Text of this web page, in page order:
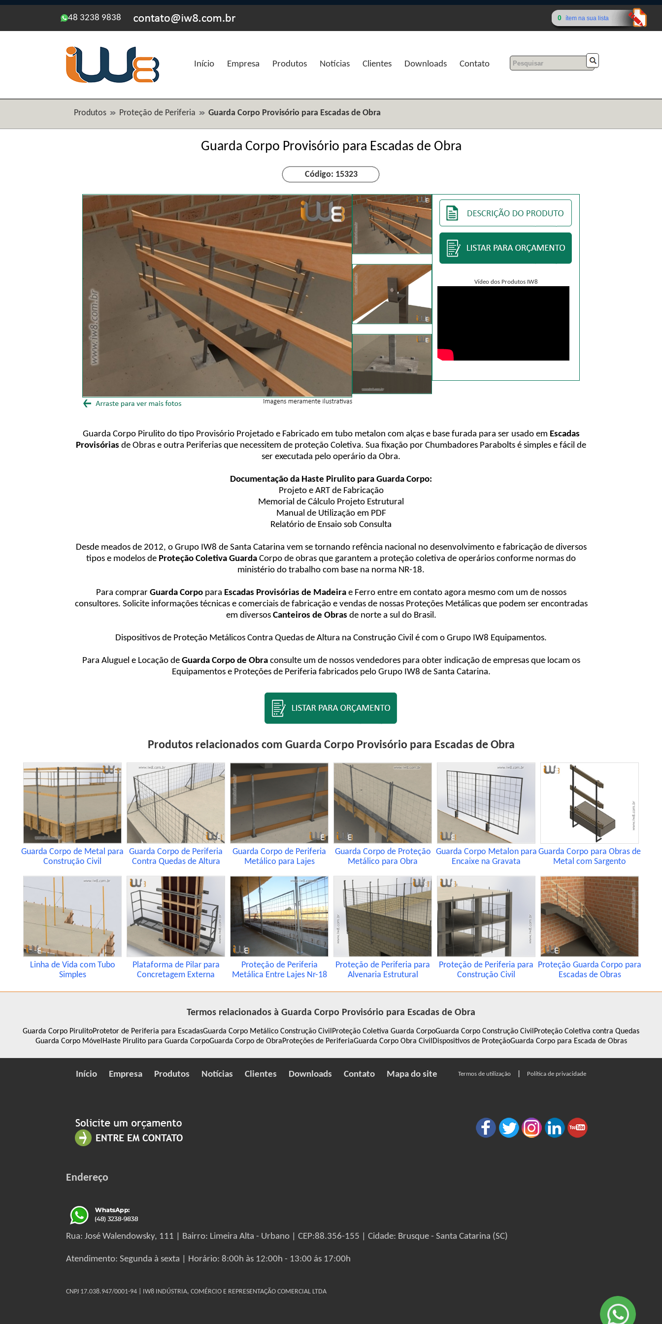
48 3238 9838 0 ítem na sua lista
Início Empresa Produtos Notícias Clientes Downloads Contato
Produtos Proteção de Periferia Guarda Corpo Provisório para Escadas de Obra
Guarda Corpo Provisório para Escadas de Obra
Código: 15323
Vídeo dos Produtos IW8
Guarda Corpo Pirulito do tipo Provisório Projetado e Fabricado em tubo metalon com alças e base furada para ser usado em Escadas
Provisórias de Obras e outra Periferias que necessitem de proteção Coletiva. Sua fixação por Chumbadores Parabolts é simples e fácil de
ser executada pelo operário da Obra.
Documentação da Haste Pirulito para Guarda Corpo:
Projeto e ART de Fabricação
Memorial de Cálculo Projeto Estrutural
Manual de Utilização em PDF
Relatório de Ensaio sob Consulta
Desde meados de 2012, o Grupo IW8 de Santa Catarina vem se tornando refência nacional no desenvolvimento e fabricação de diversos
tipos e modelos de Proteção Coletiva Guarda Corpo de obras que garantem a proteção coletiva de operários conforme normas do
ministério do trabalho com base na norma NR-18.
Para comprar Guarda Corpopara Escadas Provisórias de Madeirae Ferro entre em contato agora mesmo com um de nossos
consultores. Solicite informações técnicas e comerciais de fabricação e vendas de nossas Proteções Metálicas que podem ser encontradas
em diversos Canteiros de Obras de norte a sul do Brasil.
Dispositivos de Proteção Metálicos Contra Quedas de Altura na Construção Civil é com o Grupo IW8 Equipamentos.
Para Aluguel e Locação de Guarda Corpo de Obraconsulte um de nossos vendedores para obter indicação de empresas que locam os
Equipamentos e Proteções de Periferia fabricados pelo Grupo IW8 de Santa Catarina.
Produtos relacionados com Guarda Corpo Provisório para Escadas de Obra
Guarda Corpo de Metal para
Construção Civil
Guarda Corpo de Periferia
Contra Quedas de Altura
Guarda Corpo de Periferia
Metálico para Lajes
Guarda Corpo de Proteção
Metálico para Obra
Guarda Corpo Metalon para
Encaixe na Gravata
Guarda Corpo para Obras de
Metal com Sargento
Linha de Vida com Tubo
Simples
Plataforma de Pilar para
Concretagem Externa
Proteção de Periferia
Metálica Entre Lajes Nr-18
Proteção de Periferia para
Alvenaria Estrutural
Proteção de Periferia para
Construção Civil
Proteção Guarda Corpo para
Escadas de Obras
Termos relacionados à Guarda Corpo Provisório para Escadas de Obra
Guarda Corpo PirulitoProtetor de Periferia para EscadasGuarda Corpo Metálico Construção Civil Proteção Coletiva Guarda CorpoGuarda Corpo Construção Civil Proteção Coletiva contra Quedas
Guarda Corpo Móvel Haste Pirulito para Guarda CorpoGuarda Corpo de ObraProteções de PeriferiaGuarda Corpo Obra Civil Dispositivos de ProteçãoGuarda Corpo para Escada de Obras
Início Empresa Produtos Notícias Clientes Downloads Contato Mapa do site Termos de utilização Política de privacidade
Endereço
Rua: José Walendowsky, 111 | Bairro: Limeira Alta - Urbano | CEP:88.356-155 | Cidade: Brusque - Santa Catarina (SC)
Atendimento: Segunda à sexta | Horário: 8:00h às 12:00h - 13:00 ás 17:00h
CNPJ 17.038.947/0001-94 | IW8 INDÚSTRIA, COMÉRCIO E REPRESENTAÇÃO COMERCIAL LTDA